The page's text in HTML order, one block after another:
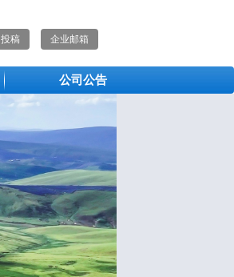
投稿 企业邮箱
公司公告